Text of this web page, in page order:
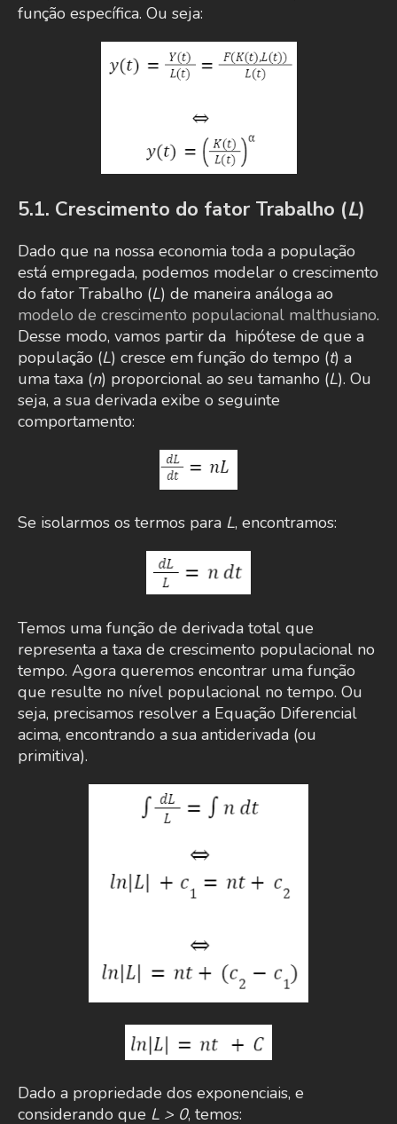
função específica. Ou seja:
5.1. Crescimento do fator Trabalho (L)
Dado que na nossa economia toda a população
está empregada, podemos modelar o crescimento
do fator Trabalho (L) de maneira análoga ao
modelo de crescimento populacional malthusiano.
Desse modo, vamos partir da hipótese de que a
população (L) cresce em função do tempo (t) a
uma taxa (n) proporcional ao seu tamanho (L). Ou
seja, a sua derivada exibe o seguinte
comportamento:
Se isolarmos os termos para L, encontramos:
Temos uma função de derivada total que
representa a taxa de crescimento populacional no
tempo. Agora queremos encontrar uma função
que resulte no nível populacional no tempo. Ou
seja, precisamos resolver a Equação Diferencial
acima, encontrando a sua antiderivada (ou
primitiva).
Dado a propriedade dos exponenciais, e
considerando que L > 0, temos: